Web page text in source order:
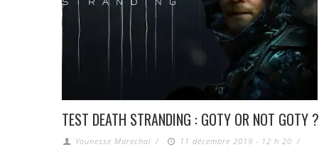
TEST DEATH STRANDING : GOTY OR NOT GOTY ?
Younesse Marechal / 11 décembre 2019 - 12 h 20 /